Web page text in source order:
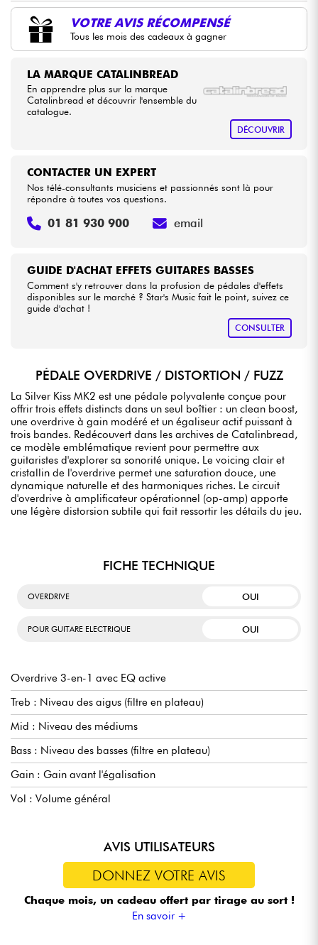
Câbles & Access.
Packs
•
VOTRE AVIS RÉCOMPENSÉ
Tous les mois des cadeaux à gagner
LA MARQUE CATALINBREAD
En apprendre plus sur la marque
Catalinbread et découvrir l'ensemble du
catalogue.
DÉCOUVRIR
GUIDE D'ACHAT EFFETS GUITARES BASSES
Comment s'y retrouver dans la profusion de pédales d'effets
disponibles sur le marché ? Star's Music fait le point, suivez ce
guide d'achat !
CONSULTER
CONTACTER UN EXPERT
Nos télé-consultants musiciens et passionnés sont là pour
répondre à toutes vos questions.
01 81 930 900 email
PÉDALE OVERDRIVE / DISTORTION / FUZZ
La Silver Kiss MK2 est une pédale polyvalente conçue pour
offrir trois effets distincts dans un seul boîtier : un clean boost,
une overdrive à gain modéré et un égaliseur actif puissant à
trois bandes. Redécouvert dans les archives de Catalinbread,
ce modèle emblématique revient pour permettre aux
guitaristes d'explorer sa sonorité unique. Le voicing clair et
cristallin de l'overdrive permet une saturation douce, une
dynamique naturelle et des harmoniques riches. Le circuit
d'overdrive à amplificateur opérationnel (op-amp) apporte
une légère distorsion subtile qui fait ressortir les détails du jeu.
FICHE TECHNIQUE
OVERDRIVE OUI
POUR GUITARE ELECTRIQUE OUI
Overdrive 3-en-1 avec EQ active
Treb : Niveau des aigus (filtre en plateau)
Mid : Niveau des médiums
Bass : Niveau des basses (filtre en plateau)
Gain : Gain avant l'égalisation
Vol : Volume général
AVIS UTILISATEURS
DONNEZ VOTRE AVIS
Chaque mois, un cadeau offert par tirage au sort !
En savoir +